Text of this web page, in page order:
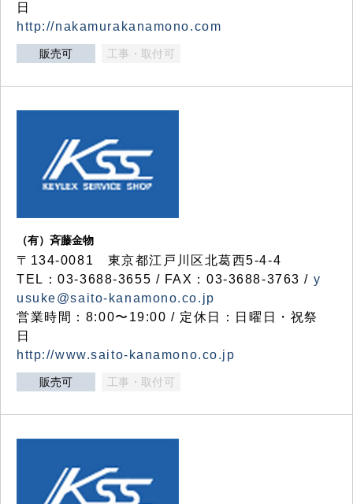
日
http://nakamurakanamono.com
販売可 工事・取付可
（有）斉藤金物
〒134-0081 東京都江戸川区北葛西5-4-4
TEL：03-3688-3655 / FAX：03-3688-3763 / y
usuke@saito-kanamono.co.jp
営業時間：8:00〜19:00 / 定休日：日曜日・祝祭
日
http://www.saito-kanamono.co.jp
販売可 工事・取付可